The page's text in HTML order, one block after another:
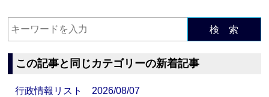
検 索
この記事と同じカテゴリーの新着記事
行政情報リスト 2026/08/07